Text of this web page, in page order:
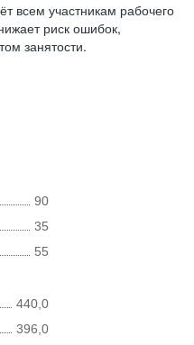
всем участникам рабочего
риск ошибок,
занятости.
90
35
55
440,0
396,0